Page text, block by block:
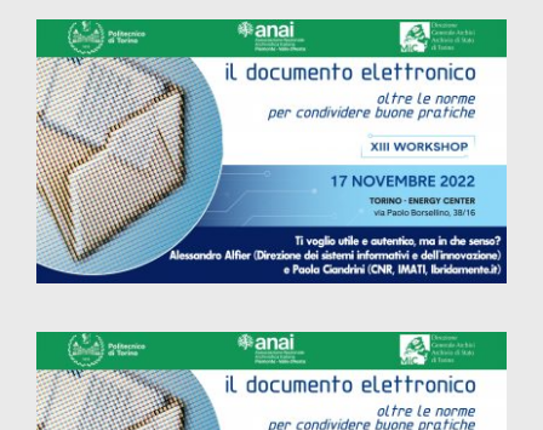
Ti voglio utile e autentico, ma in che